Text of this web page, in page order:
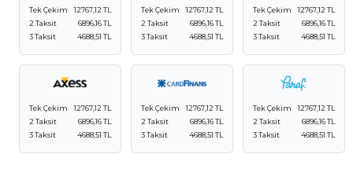
Tek Çekim
12767,12 TL
2 Taksit
6896,16 TL
3 Taksit
4688,51 TL
Tek Çekim
12767,12 TL
2 Taksit
6896,16 TL
3 Taksit
4688,51 TL
Tek Çekim
12767,12 TL
2 Taksit
6896,16 TL
3 Taksit
4688,51 TL
Tek Çekim
12767,12 TL
2 Taksit
6896,16 TL
3 Taksit
4688,51 TL
Tek Çekim
12767,12 TL
2 Taksit
6896,16 TL
3 Taksit
4688,51 TL
Tek Çekim
12767,12 TL
2 Taksit
6896,16 TL
3 Taksit
4688,51 TL